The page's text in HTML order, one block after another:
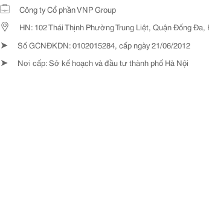
Công ty Cổ phần VNP Group
HN: 102 Thái Thịnh Phường Trung Liệt, Quận Đống Đa,
➤ Số GCNĐKDN: 0102015284, cấp ngày 21/06/2012
➤ Nơi cấp: Sở kế hoạch và đầu tư thành phố Hà Nội